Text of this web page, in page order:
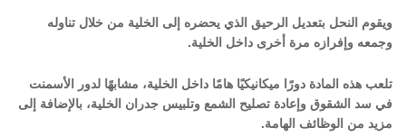
ويقوم النحل بتعديل الرحيق الذي يحضره إلى الخلية من خلال تناوله
وجمعه وإفرازه مرة أخرى داخل الخلية.
تلعب هذه المادة دورًا ميكانيكيًا هامًا داخل الخلية، مشابهًا لدور الأسمنت
في سد الشقوق وإعادة تصليح الشمع وتلبيس جدران الخلية، بالإضافة إلى
مزيد من الوظائف الهامة.